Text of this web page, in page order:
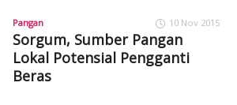
Pangan 10 Nov 2015
Sorgum, Sumber Pangan
Lokal Potensial Pengganti
Beras